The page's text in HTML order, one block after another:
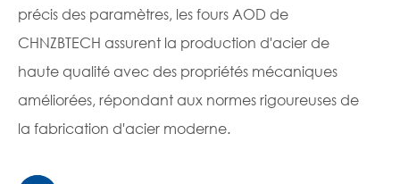
précis des paramètres, les fours AOD de
CHNZBTECH assurent la production d'acier de
haute qualité avec des propriétés mécaniques
améliorées, répondant aux normes rigoureuses de
la fabrication d'acier moderne.